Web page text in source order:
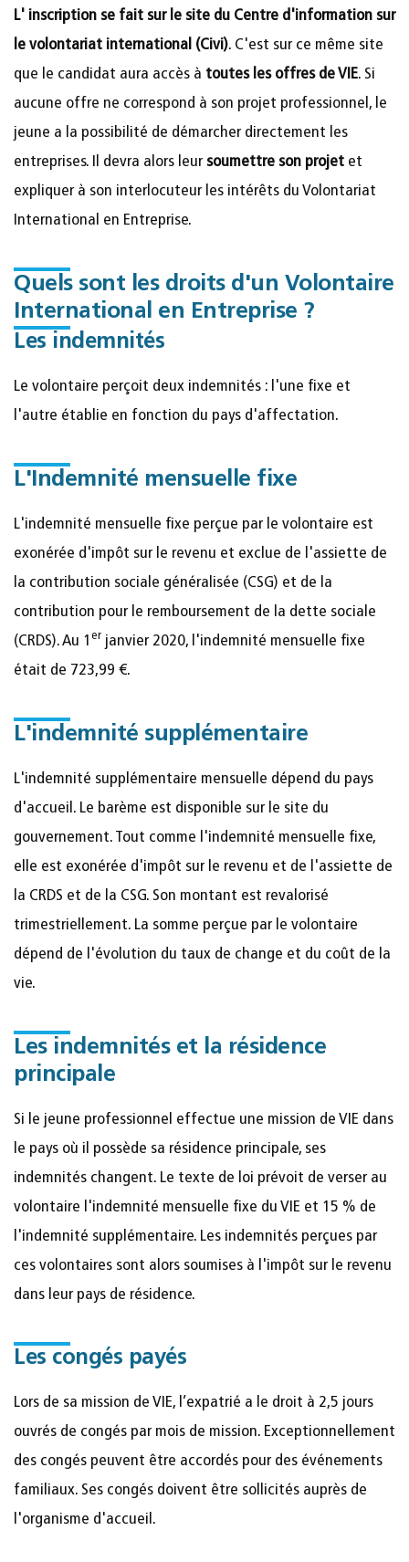
L' inscription se fait sur le site du Centre d'information sur
le volontariat international (Civi). C'est sur ce même site
que le candidat aura accès à toutes les offres de VIE. Si
aucune offre ne correspond à son projet professionnel, le
jeune a la possibilité de démarcher directement les
entreprises. Il devra alors leur soumettre son projet et
expliquer à son interlocuteur les intérêts du Volontariat
International en Entreprise.
Quels sont les droits d'un Volontaire
International en Entreprise ?
Les indemnités
Le volontaire perçoit deux indemnités : l'une fixe et
l'autre établie en fonction du pays d'affectation.
L'Indemnité mensuelle fixe
L'indemnité mensuelle fixe perçue par le volontaire est
exonérée d'impôt sur le revenu et exclue de l'assiette de
la contribution sociale généralisée (CSG) et de la
contribution pour le remboursement de la dette sociale
(CRDS). Au 1 er janvier 2020, l'indemnité mensuelle fixe
était de 723,99 €.
L'indemnité supplémentaire
L'indemnité supplémentaire mensuelle dépend du pays
d'accueil. Le barème est disponible sur le site du
gouvernement. Tout comme l'indemnité mensuelle fixe,
elle est exonérée d'impôt sur le revenu et de l'assiette de
la CRDS et de la CSG. Son montant est revalorisé
trimestriellement. La somme perçue par le volontaire
dépend de l'évolution du taux de change et du coût de la
vie.
Les indemnités et la résidence
principale
Si le jeune professionnel effectue une mission de VIE dans
le pays où il possède sa résidence principale, ses
indemnités changent. Le texte de loi prévoit de verser au
volontaire l'indemnité mensuelle fixe du VIE et 15 % de
l'indemnité supplémentaire. Les indemnités perçues par
ces volontaires sont alors soumises à l'impôt sur le revenu
dans leur pays de résidence.
Les congés payés
Lors de sa mission de VIE, l’expatrié a le droit à 2,5 jours
ouvrés de congés par mois de mission. Exceptionnellement
des congés peuvent être accordés pour des événements
familiaux. Ses congés doivent être sollicités auprès de
l'organisme d'accueil.